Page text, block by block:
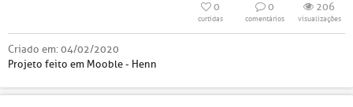
0
curtidas
0
comentários
206
visualizações
Criado em:04/02/2020
Projeto feito em Mooble - Henn